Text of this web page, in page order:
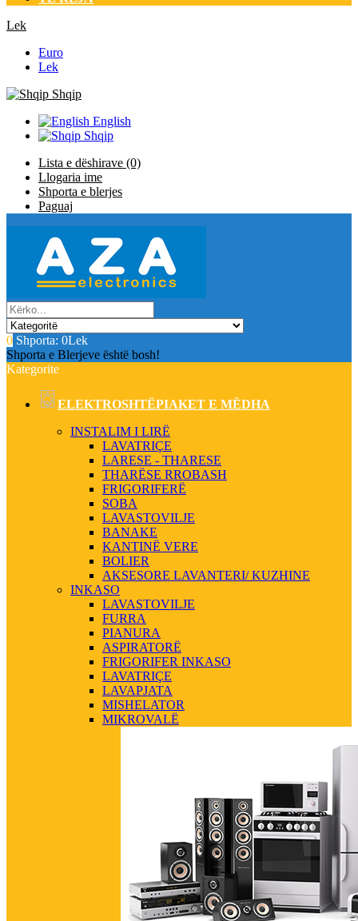
Lek
Euro
Lek
Shqip
English
Shqip
Lista e dëshirave (0)
Llogaria ime
Shporta e blerjes
Paguaj
0 Shporta: 0Lek
Shporta e Blerjeve është bosh!
Kategorite
ELEKTROSHTËPIAKET E MËDHA
INSTALIM I LIRË
LAVATRIÇE
LARESE - THARESE
THARËSE RROBASH
FRIGORIFERË
SOBA
LAVASTOVILJE
BANAKE
KANTINË VERE
BOLIER
AKSESORE LAVANTERI/ KUZHINE
INKASO
LAVASTOVILJE
FURRA
PIANURA
ASPIRATORË
FRIGORIFER INKASO
LAVATRIÇE
LAVAPJATA
MISHELATOR
MIKROVALË